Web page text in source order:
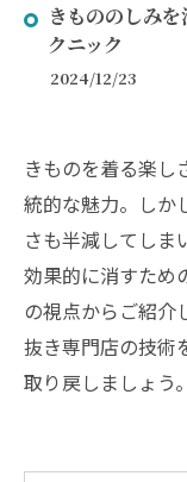
きもののしみ
クニック
2024/12/23
きものを着る楽し
統的な魅力。しか
さも半減してしま
効果的に消すため
の視点からご紹介
抜き専門店の技術
取り戻しましょう。